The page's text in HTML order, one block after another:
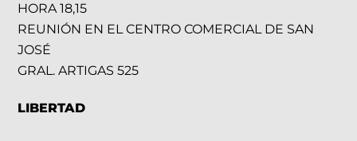
HORA 18,15
REUNIÓN EN EL CENTRO COMERCIAL DE SAN
JOSÉ
GRAL. ARTIGAS 525
LIBERTAD